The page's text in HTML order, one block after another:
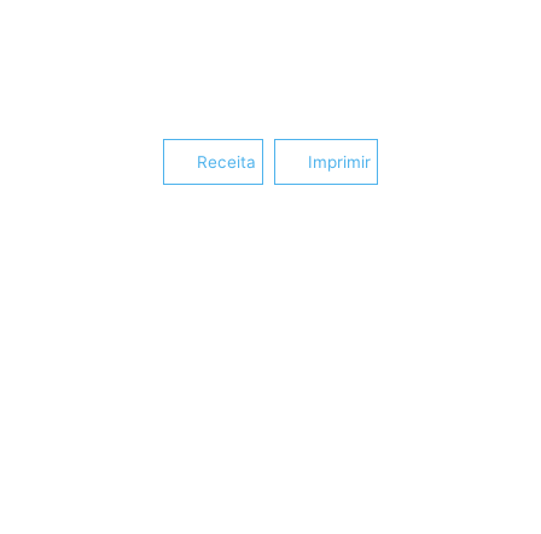
Receita Imprimir